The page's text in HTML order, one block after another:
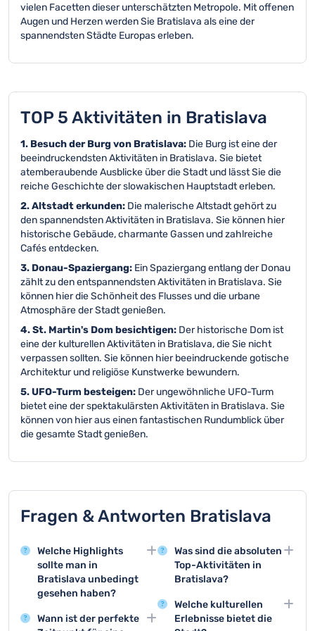
vielen Facetten dieser unterschätzten Metropole. Mit offenen
Augen und Herzen werden Sie Bratislava als eine der
spannendsten Städte Europas erleben.
TOP 5 Aktivitäten in Bratislava
1. Besuch der Burg von Bratislava: Die Burg ist eine der
beeindruckendsten Aktivitäten in Bratislava. Sie bietet
atemberaubende Ausblicke über die Stadt und lässt Sie die
reiche Geschichte der slowakischen Hauptstadt erleben.
2. Altstadt erkunden: Die malerische Altstadt gehört zu
den spannendsten Aktivitäten in Bratislava. Sie können hier
historische Gebäude, charmante Gassen und zahlreiche
Cafés entdecken.
3. Donau-Spaziergang: Ein Spaziergang entlang der Donau
zählt zu den entspannendsten Aktivitäten in Bratislava. Sie
können hier die Schönheit des Flusses und die urbane
Atmosphäre der Stadt genießen.
4. St. Martin's Dom besichtigen: Der historische Dom ist
eine der kulturellen Aktivitäten in Bratislava, die Sie nicht
verpassen sollten. Sie können hier beeindruckende gotische
Architektur und religiöse Kunstwerke bewundern.
5. UFO-Turm besteigen: Der ungewöhnliche UFO-Turm
bietet eine der spektakulärsten Aktivitäten in Bratislava. Sie
können von hier aus einen fantastischen Rundumblick über
die gesamte Stadt genießen.
Fragen & Antworten Bratislava
Welche Highlights
sollte man in
Bratislava unbedingt
gesehen haben?
Die Burg von Bratislava
und die Altstadt sind
Wann ist der perfekte
Was sind die absoluten
Top-Aktivitäten in
Bratislava?
Die Besichtigung der
Burg, eine Stadtführung
durch die Altstadt und
Welche kulturellen
Erlebnisse bietet die